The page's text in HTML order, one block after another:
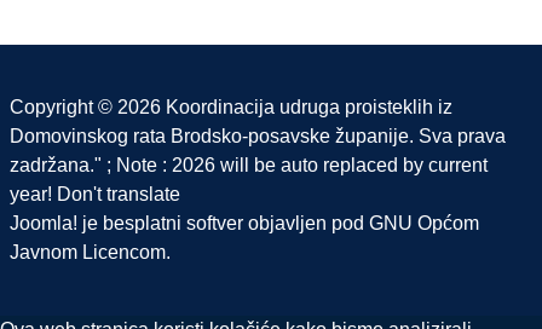
Copyright © 2026 Koordinacija udruga proisteklih iz
Domovinskog rata Brodsko-posavske županije. Sva prava
zadržana." ; Note : 2026 will be auto replaced by current
year! Don't translate
Joomla! je besplatni softver objavljen pod GNU Općom
Javnom Licencom.